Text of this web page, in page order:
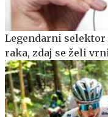
Legendarni
raka, zdaj se želi